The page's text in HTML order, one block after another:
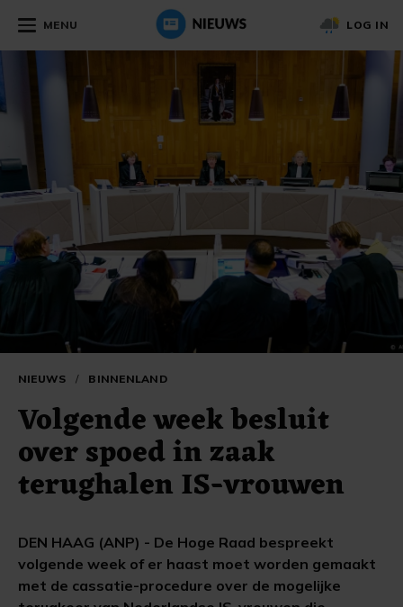
MENU LOG IN
NIEUWS / BINNENLAND
Volgende week besluit
over spoed in zaak
terughalen IS-vrouwen
DEN HAAG (ANP) - De Hoge Raad bespreekt
volgende week of er haast moet worden gemaakt
met de cassatie-procedure over de mogelijke